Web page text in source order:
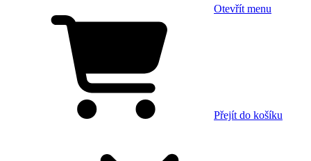
Otevřít menu
Přejít do košíku